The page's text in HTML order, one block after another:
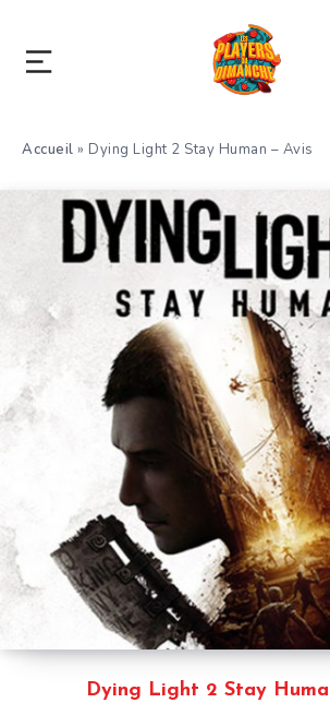
Accueil » Dying Light 2 Stay Human – Avis
Dying Light 2 Stay